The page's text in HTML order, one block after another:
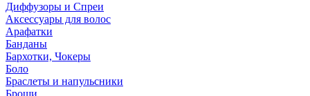
Диффузоры и Спреи
Аксессуары для волос
Арафатки
Банданы
Бархотки, Чокеры
Боло
Браслеты и напульсники
Броши